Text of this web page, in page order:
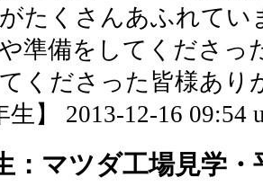
たくさんあふれてい
準備をしてくださっ
くださった皆様あり
生】 2013-12-16 09:54
：マツダ工場見学